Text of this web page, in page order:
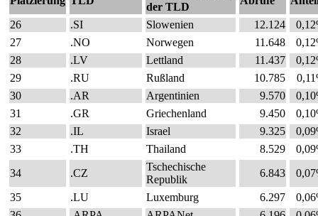
der TLD
26
.SI Slowenien 12.124
27
.NO Norwegen 11.648
28
.LV Lettland 11.437
29
.RU Rußland 10.785
30
.AR Argentinien 9.570
31
.GR Griechenland 9.450
32
.IL Israel 9.325
33
.TH Thailand 8.529
34
.CZ
Tschechische
Republik
6.843
35
.LU Luxemburg 6.297